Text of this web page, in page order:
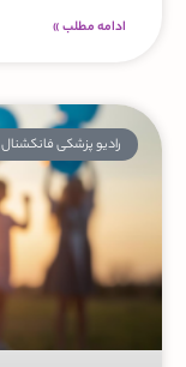
ادامه مطلب »
رادیو پزشکی فانکشنال